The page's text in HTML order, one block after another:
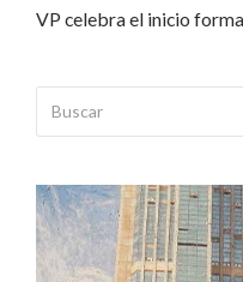
VP celebra el inicio